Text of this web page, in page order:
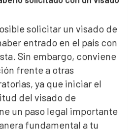
solicitar un visado de
entrado en el país con
Sin embargo, conviene
frente a otras
ya que iniciar el
del visado de
un paso legal importante
fundamental a tu